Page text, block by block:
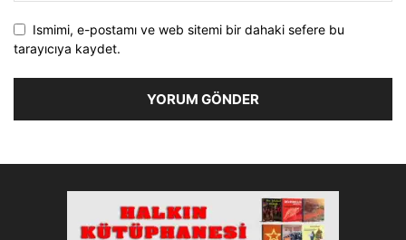
Ismimi, e-postamı ve web sitemi bir dahaki sefere bu
tarayıcıya kaydet.